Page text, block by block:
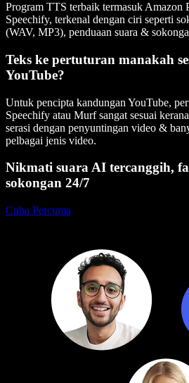
Program TTS terbaik termasuk
Speechify, terkenal dengan ciri seperti
(WAV, MP3), penduaan suara &
Teks ke pertuturan manakah
YouTube?
Untuk pencipta kandungan YouTube,
Speechify atau Murf sangat sesuai
serasi dengan penyuntingan video &
pelbagai jenis video.
Nikmati suara AI tercanggih,
sokongan 24/7
Cuba Percuma